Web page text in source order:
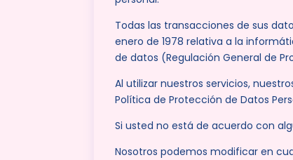
Todas las transacciones de sus
enero de 1978 relativa a la
de datos (Regulación General de
Al utilizar nuestros servicios,
Política de Protección de Datos
Si usted no está de acuerdo con
Nosotros podemos modificar en